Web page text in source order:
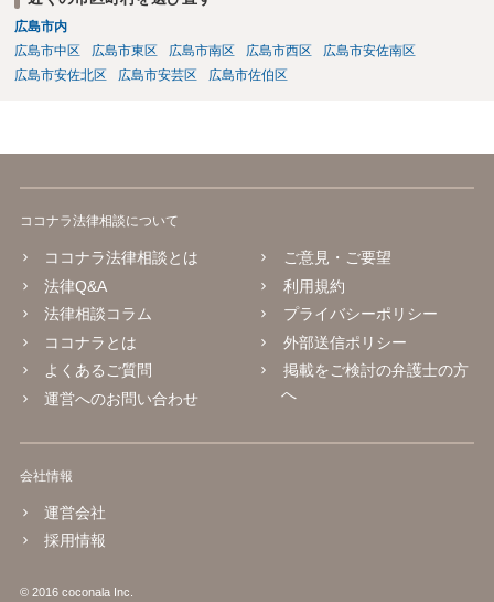
広島市内
広島市中区
広島市東区 広島市南区 広島市西区
広島市安佐南区
広島市安佐北区
広島市安芸区 広島市佐伯区
ココナラ法律相談について
ココナラ法律相談とは
法律Q&A
法律相談コラム
ココナラとは
よくあるご質問
運営へのお問い合わせ
ご意見・ご要望
利用規約
プライバシーポリシー
外部送信ポリシー
掲載をご検討の弁護士の方
へ
会社情報
運営会社
採用情報
© 2016 coconala Inc.